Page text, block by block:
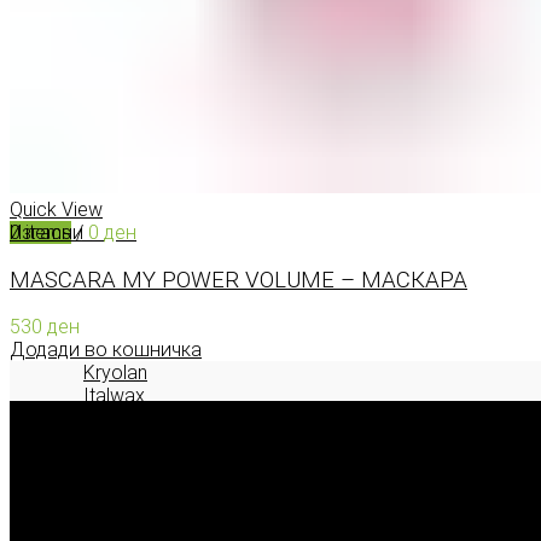
0items / 0 ден
Quick View
Изгасни
MASCARA MY POWER VOLUME – МАСКАРА
530 ден
Додади во кошничка
Kryolan
Italwax